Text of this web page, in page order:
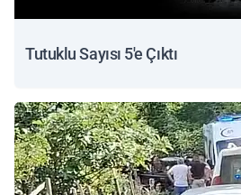
Tutuklu Sayısı 5'e Çıktı